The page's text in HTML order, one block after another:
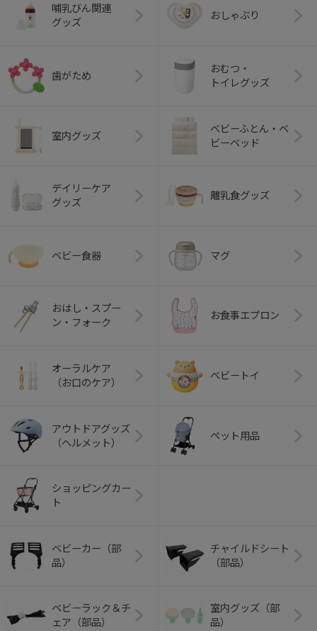
哺乳びん関連
グッズ
おしゃぶり
歯がため
おむつ・
トイレグッズ
室内グッズ
ベビーふとん・ベ
ビーベッド
デイリーケア
グッズ
離乳食グッズ
ベビー食器 マグ
おはし・スプー
ン・フォーク
お食事エプロン
オーラルケア
（お口のケア）
ベビートイ
アウトドアグッズ
（ヘルメット）
ペット用品
ショッピングカー
ト
ベビーカー（部
品）
チャイルドシート
（部品）
ベビーラック＆チ
ェア（部品）
室内グッズ（部
品）